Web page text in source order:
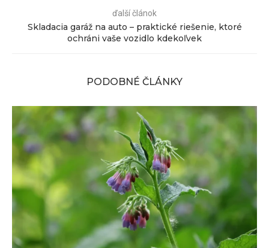
ďalší článok
Skladacia garáž na auto – praktické riešenie, ktoré
ochráni vaše vozidlo kdekoľvek
PODOBNÉ ČLÁNKY